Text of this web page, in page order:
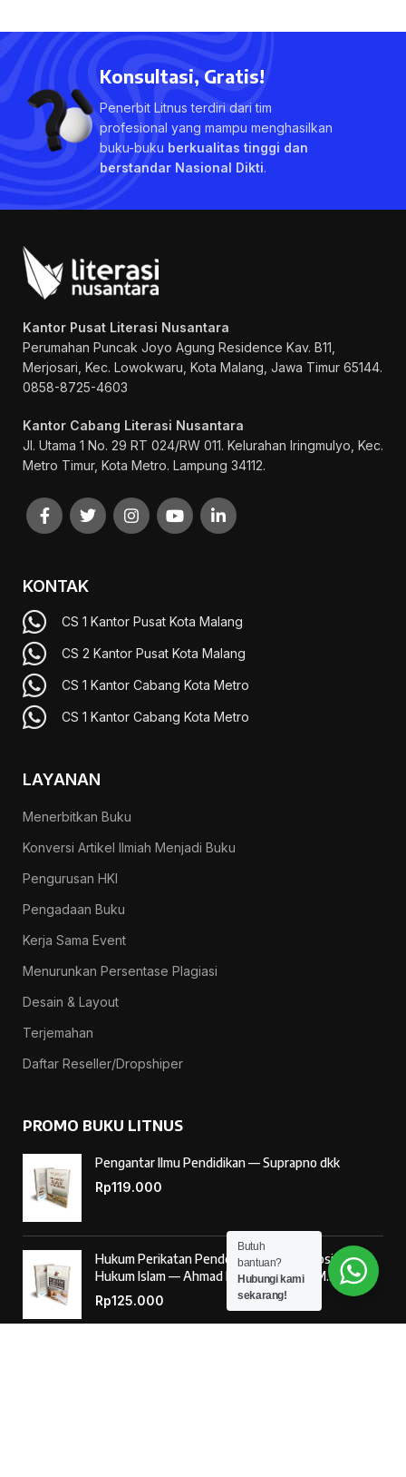
Konsultasi, Gratis!
Penerbit Litnus terdiri dari tim
profesional yang mampu menghasilkan
buku-buku berkualitas tinggi dan
berstandar Nasional Dikti.
Kantor Pusat Literasi Nusantara
Perumahan Puncak Joyo Agung Residence Kav. B11,
Merjosari, Kec. Lowokwaru, Kota Malang, Jawa Timur 65144.
0858-8725-4603
Kantor Cabang Literasi Nusantara
Jl. Utama 1 No. 29 RT 024/RW 011. Kelurahan Iringmulyo, Kec.
Metro Timur, Kota Metro. Lampung 34112.
KONTAK
CS 1 Kantor Pusat Kota Malang
CS 2 Kantor Pusat Kota Malang
CS 1 Kantor Cabang Kota Metro
CS 1 Kantor Cabang Kota Metro
LAYANAN
Menerbitkan Buku
Konversi Artikel Ilmiah Menjadi Buku
Pengurusan HKI
Pengadaan Buku
Kerja Sama Event
Menurunkan Persentase Plagiasi
Desain & Layout
Terjemahan
Daftar Reseller/Dropshiper
PROMO BUKU LITNUS
Pengantar Ilmu Pendidikan — Suprapno dkk
Rp119.000
Hukum Perikatan Pendekatan Hukum Positif dan
Hukum Islam — Ahmad Musadad, S.H.I., M.S.I.
Rp125.000
Butuh
bantuan?
Hubungi kami
sekarang!